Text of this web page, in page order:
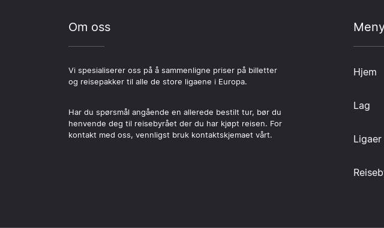
Om oss
Vi spesialiserer oss på å sammenligne priser på billetter
og reisepakker til alle de store ligaene i Europa.
Har du spørsmål angående en allerede bestilt tur, bør du
henvende deg til reisebyrået der du har kjøpt reisen. For
kontakt med oss, vennligst bruk kontaktskjemaet vårt.
Hjem
Lag
Ligaer